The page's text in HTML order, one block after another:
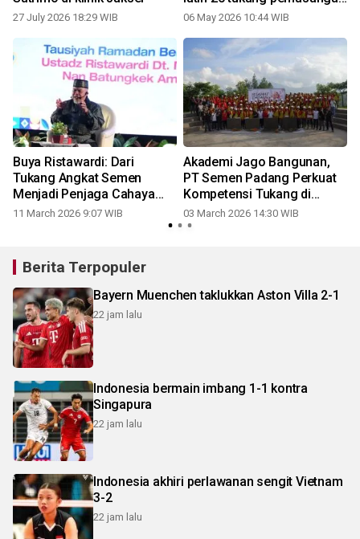
27 July 2026 18:29 WIB
Sepablock
06 May 2026 10:44 WIB
Buya Ristawardi: Dari
Tukang Angkat Semen
Menjadi Penjaga Cahaya
Dakwah
11 March 2026 9:07 WIB
Akademi Jago Bangunan,
PT Semen Padang Perkuat
Kompetensi Tukang di
Agam dan Bukittinggi
03 March 2026 14:30 WIB
Berita Terpopuler
Bayern Muenchen taklukkan Aston Villa 2-1
22 jam lalu
Indonesia bermain imbang 1-1 kontra
Singapura
22 jam lalu
Indonesia akhiri perlawanan sengit Vietnam
3-2
22 jam lalu